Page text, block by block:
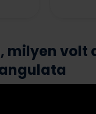
milyen volt